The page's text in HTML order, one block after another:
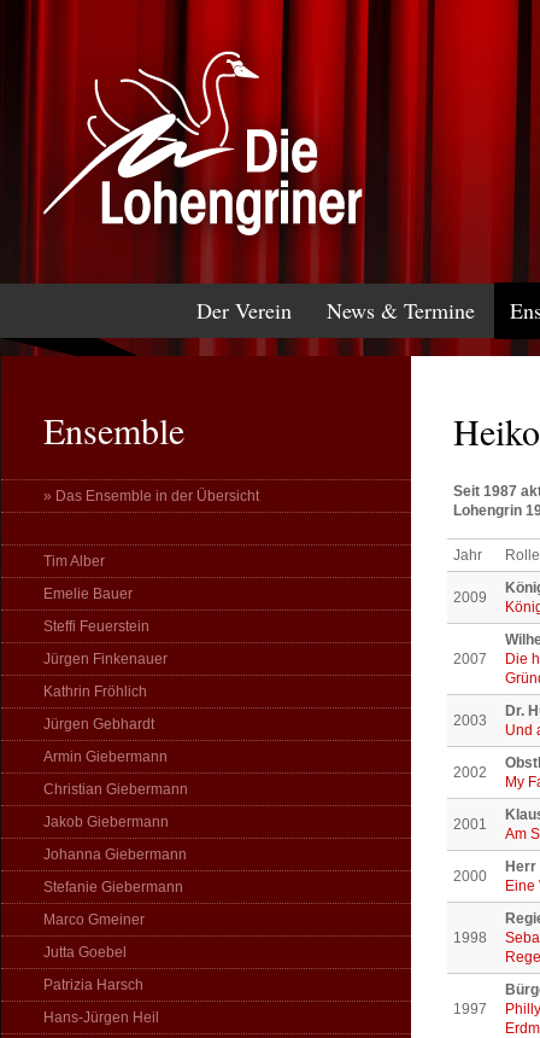
Der Verein News & Termine
Ensemble
» Das Ensemble in der Übersicht
Tim Alber
Emelie Bauer
Steffi Feuerstein
Jürgen Finkenauer
Kathrin Fröhlich
Jürgen Gebhardt
Armin Giebermann
Christian Giebermann
Jakob Giebermann
Johanna Giebermann
Stefanie Giebermann
Marco Gmeiner
Jutta Goebel
Patrizia Harsch
Hans-Jürgen Heil
Seit 1987
Lohengrin
Jahr
2009
2007
Die
2003
Dr.
Und
2002
My
2001
Am
2000
Herr
Eine
1998
1997